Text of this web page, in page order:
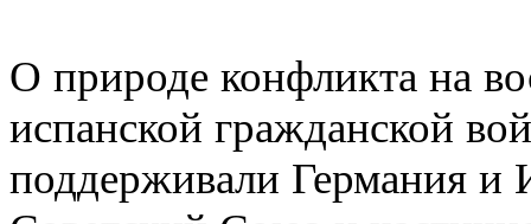
О природе конфликта на
испанской гражданской
поддерживали Германия